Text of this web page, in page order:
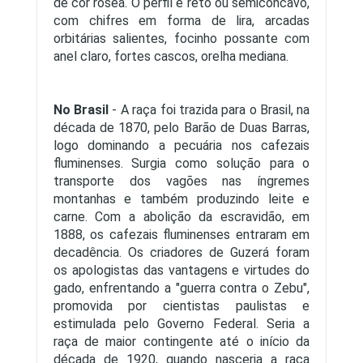
com chifres em forma de lira, arcadas
orbitárias salientes, focinho possante com
anel claro, fortes cascos, orelha mediana.
No Brasil - A raça foi trazida para o Brasil, na
década de 1870, pelo Barão de Duas Barras,
logo dominando a pecuária nos cafezais
fluminenses. Surgia como solução para o
transporte dos vagões nas íngremes
montanhas e também produzindo leite e
carne. Com a abolição da escravidão, em
1888, os cafezais fluminenses entraram em
decadência. Os criadores de Guzerá foram
os apologistas das vantagens e virtudes do
gado, enfrentando a "guerra contra o Zebu",
promovida por cientistas paulistas e
estimulada pelo Governo Federal. Seria a
raça de maior contingente até o início da
década de 1920, quando nasceria a raça